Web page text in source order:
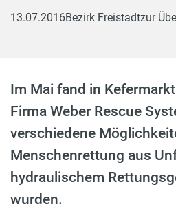
13.07.2016Bezirk Freistadtzur
Im Mai fand in
Firma Weber Rescue
verschiedene
Menschenrettung aus
hydraulischem
wurden.